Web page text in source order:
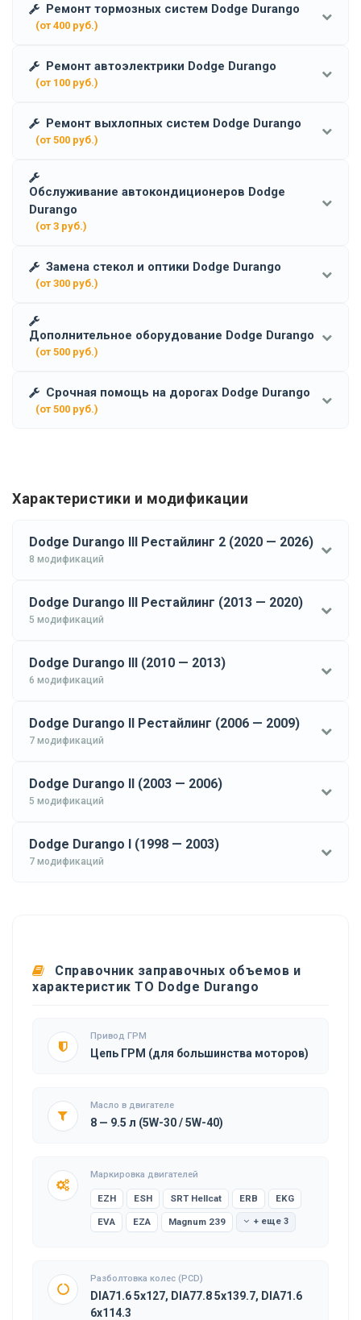
Ремонт тормозных систем Dodge Durango
(от 400 руб.)
Ремонт автоэлектрики Dodge Durango
(от 100 руб.)
Ремонт выхлопных систем Dodge Durango
(от 500 руб.)
Обслуживание автокондиционеров Dodge
Durango
(от 3 руб.)
Замена стекол и оптики Dodge Durango
(от 300 руб.)
Дополнительное оборудование Dodge Durango
(от 500 руб.)
Срочная помощь на дорогах Dodge Durango
(от 500 руб.)
Характеристики и модификации
Dodge Durango III Рестайлинг 2 (2020 — 2026)
8 модификаций
Dodge Durango III Рестайлинг (2013 — 2020)
5 модификаций
Dodge Durango III (2010 — 2013)
6 модификаций
Dodge Durango II Рестайлинг (2006 — 2009)
7 модификаций
Dodge Durango II (2003 — 2006)
5 модификаций
Dodge Durango I (1998 — 2003)
7 модификаций
Справочник заправочных объемов и
характеристик ТО Dodge Durango
Привод ГРМ
Цепь ГРМ (для большинства моторов)
Масло в двигателе
8 — 9.5 л (5W-30 / 5W-40)
Маркировка двигателей
EZH ESH SRT Hellcat ERB EKG
EVA EZA Magnum 239 + еще 3
Разболтовка колес (PCD)
DIA71.6 5x127, DIA77.8 5x139.7, DIA71.6
6x114.3